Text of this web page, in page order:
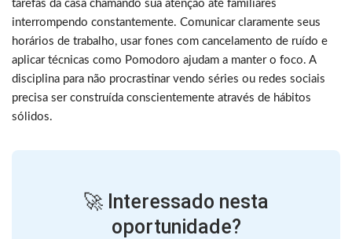
tarefas da casa chamando sua atenção até familiares
interrompendo constantemente. Comunicar claramente seus
horários de trabalho, usar fones com cancelamento de ruído e
aplicar técnicas como Pomodoro ajudam a manter o foco. A
disciplina para não procrastinar vendo séries ou redes sociais
precisa ser construída conscientemente através de hábitos
sólidos.
🚀 Interessado nesta
oportunidade?